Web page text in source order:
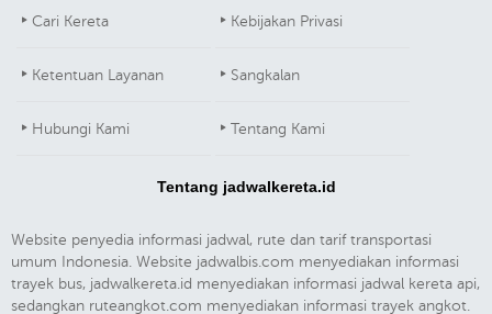
Cari Kereta Kebijakan Privasi
Ketentuan Layanan Sangkalan
Hubungi Kami Tentang Kami
Tentang jadwalkereta.id
Website penyedia informasi jadwal, rute dan tarif transportasi
umum Indonesia. Website jadwalbis.com menyediakan informasi
trayek bus, jadwalkereta.id menyediakan informasi jadwal kereta api,
sedangkan ruteangkot.com menyediakan informasi trayek angkot.